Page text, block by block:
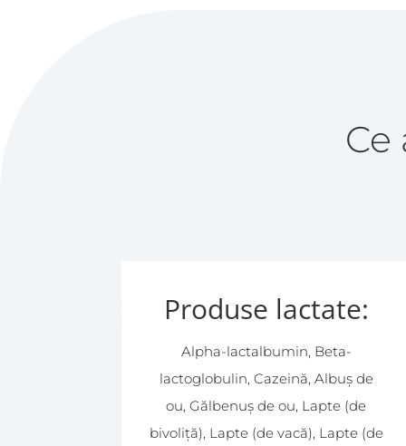
Produse lactate:
Alpha-lactalbumin, Beta-
lactoglobulin, Cazeină, Albuș de
ou, Gălbenuș de ou, Lapte (de
bivoliță), Lapte (de vacă), Lapte (de